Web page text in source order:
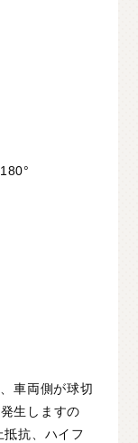
車両側が球切
生しますの
抗、ハイフ